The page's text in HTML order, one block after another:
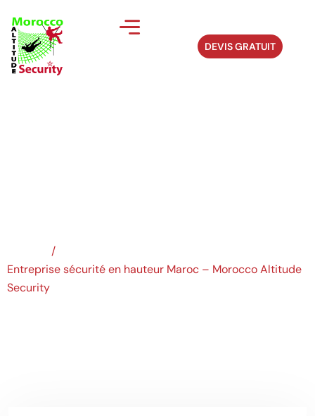
DEVIS GRATUIT
/
Entreprise sécurité en hauteur Maroc – Morocco Altitude
Security